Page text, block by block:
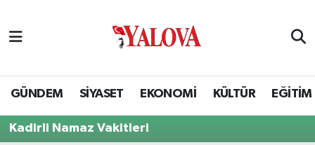
GÜNDEM SİYASET EKONOMİ KÜLTÜR EĞİTİM
Kadirli Namaz Vakitleri
SİYASET
EKONOMİ
Yalova Nöbetçi Eczaneler
Yalova Hava Durumu
Yalova Namaz Vakitleri